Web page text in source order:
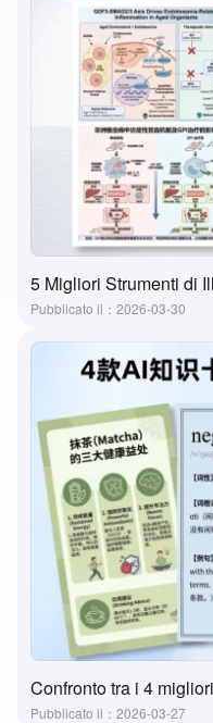
Pubblicato il：2026-03-30
Pubblicato il：2026-03-27